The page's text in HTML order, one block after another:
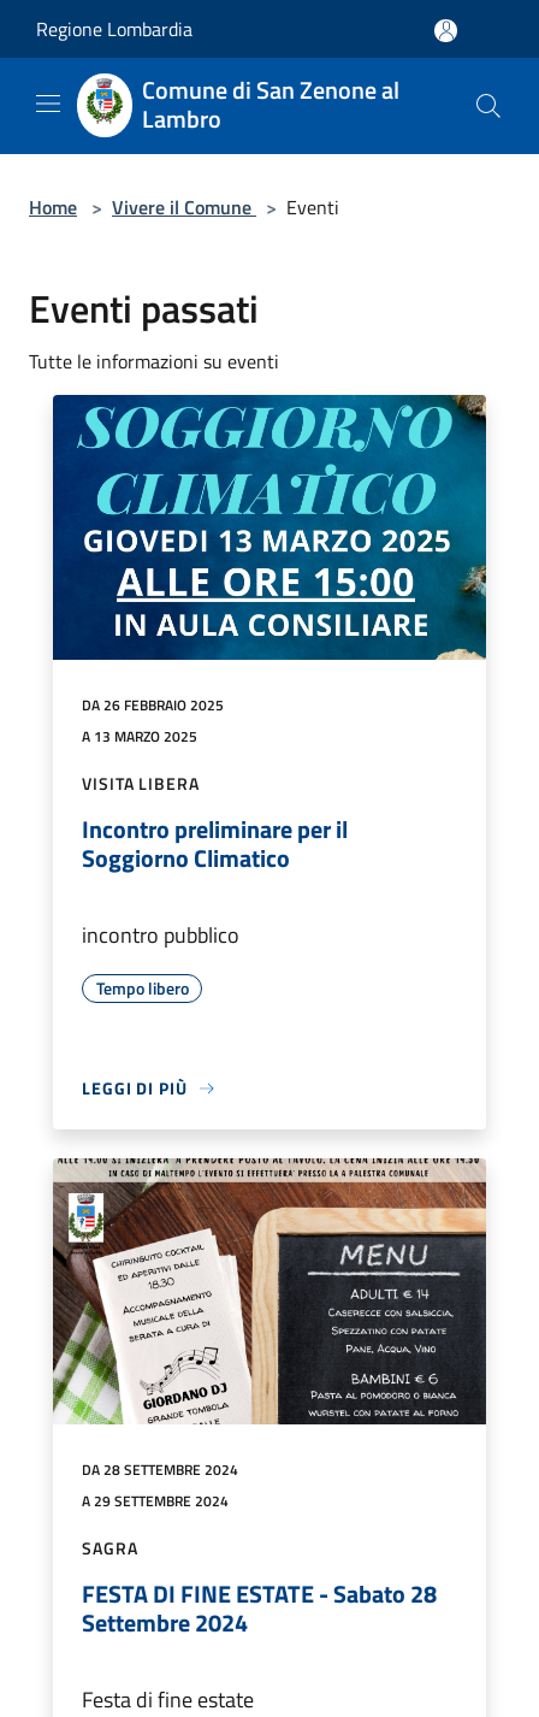
Regione Lombardia
Comune di San Zenone al
Lambro
Home > Vivere il Comune > Eventi
Eventi passati
Tutte le informazioni su eventi
DA 26 FEBBRAIO 2025
A 13 MARZO 2025
VISITA LIBERA
Incontro preliminare per il
Soggiorno Climatico
incontro pubblico
Tempo libero
LEGGI DI PIÙ
DA 28 SETTEMBRE 2024
A 29 SETTEMBRE 2024
SAGRA
FESTA DI FINE ESTATE - Sabato 28
Settembre 2024
Festa di fine estate